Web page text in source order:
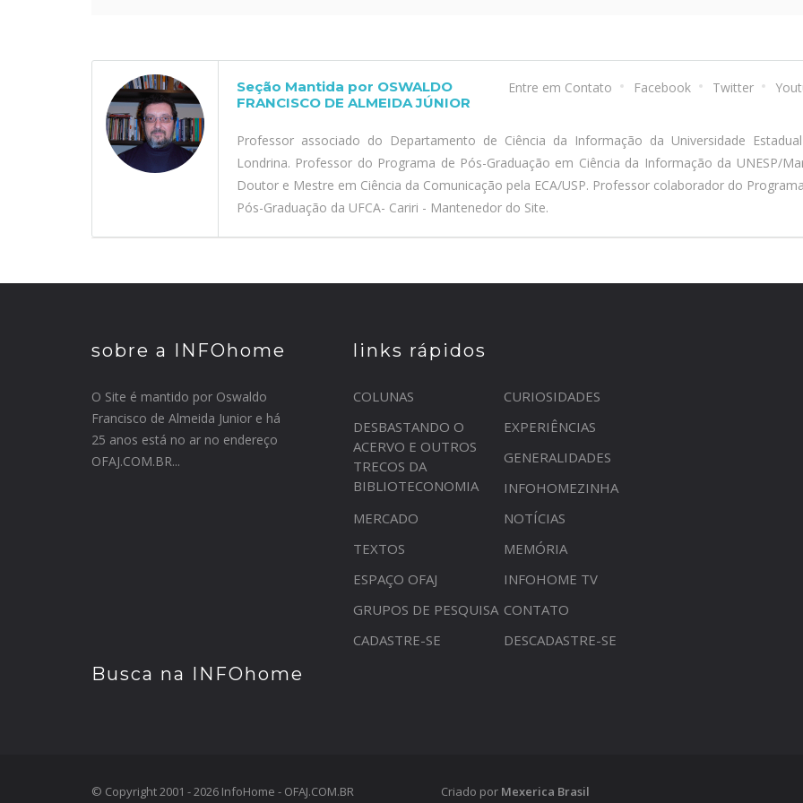
Entre em Contato Facebook Twitter
Seção Mantida por OSWALDO
FRANCISCO DE ALMEIDA JÚNIOR
Professor associado do Departamento de Ciência da Informação da Universidade
Londrina. Professor do Programa de Pós-Graduação em Ciência da Informação da UNESP/
Doutor e Mestre em Ciência da Comunicação pela ECA/USP. Professor colaborador do
Pós-Graduação da UFCA- Cariri - Mantenedor do Site.
sobre a INFOhome
O Site é mantido por Oswaldo
Francisco de Almeida Junior e há
25 anos está no ar no endereço
OFAJ.COM.BR...
links rápidos
COLUNAS
CURIOSIDADES
DESBASTANDO O
ACERVO E OUTROS
TRECOS DA
BIBLIOTECONOMIA
EXPERIÊNCIAS
GENERALIDADES
INFOHOMEZINHA
MERCADO
NOTÍCIAS
TEXTOS
MEMÓRIA
ESPAÇO OFAJ
INFOHOME TV
GRUPOS DE PESQUISA CONTATO
CADASTRE-SE
DESCADASTRE-SE
Busca na INFOhome
© Copyright 2001 - 2026 InfoHome - OFAJ.COM.BR Criado por Mexerica Brasil